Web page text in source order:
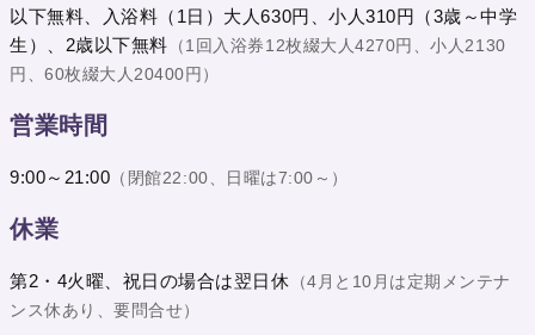
以下無料、入浴料（1日）大人630円、小人310円（3歳～中学
生）、2歳以下無料 （1回入浴券12枚綴大人4270円、小人2130
円、60枚綴大人20400円）
営業時間
9:00～21:00 （閉館22:00、日曜は7:00～）
休業
第2・4火曜、祝日の場合は翌日休 （4月と10月は定期メンテナ
ンス休あり、要問合せ）